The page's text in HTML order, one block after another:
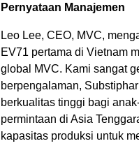
Pernyataan Manajemen
Leo Lee, CEO, MVC,
EV71 pertama di Vietnam
global MVC. Kami sangat
berpengalaman,
berkualitas tinggi bagi
permintaan di Asia
kapasitas produksi untuk